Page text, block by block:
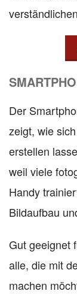
Der
zeigt, wie
erstellen
weil viele
Handy
Bildaufbau
Gut geeignet
alle, die mit
machen